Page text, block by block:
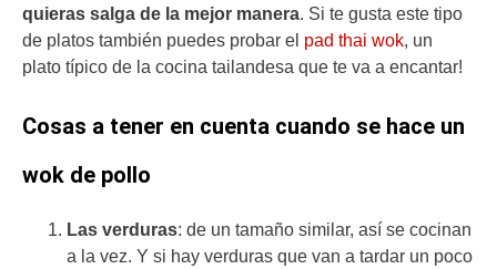
quieras salga de la mejor manera. Si te gusta este tipo
de platos también puedes probar el pad thai wok, un
plato típico de la cocina tailandesa que te va a encantar!
Cosas a tener en cuenta cuando se hace un
wok de pollo
Las verduras: de un tamaño similar, así se cocinan
a la vez. Y si hay verduras que van a tardar un poco